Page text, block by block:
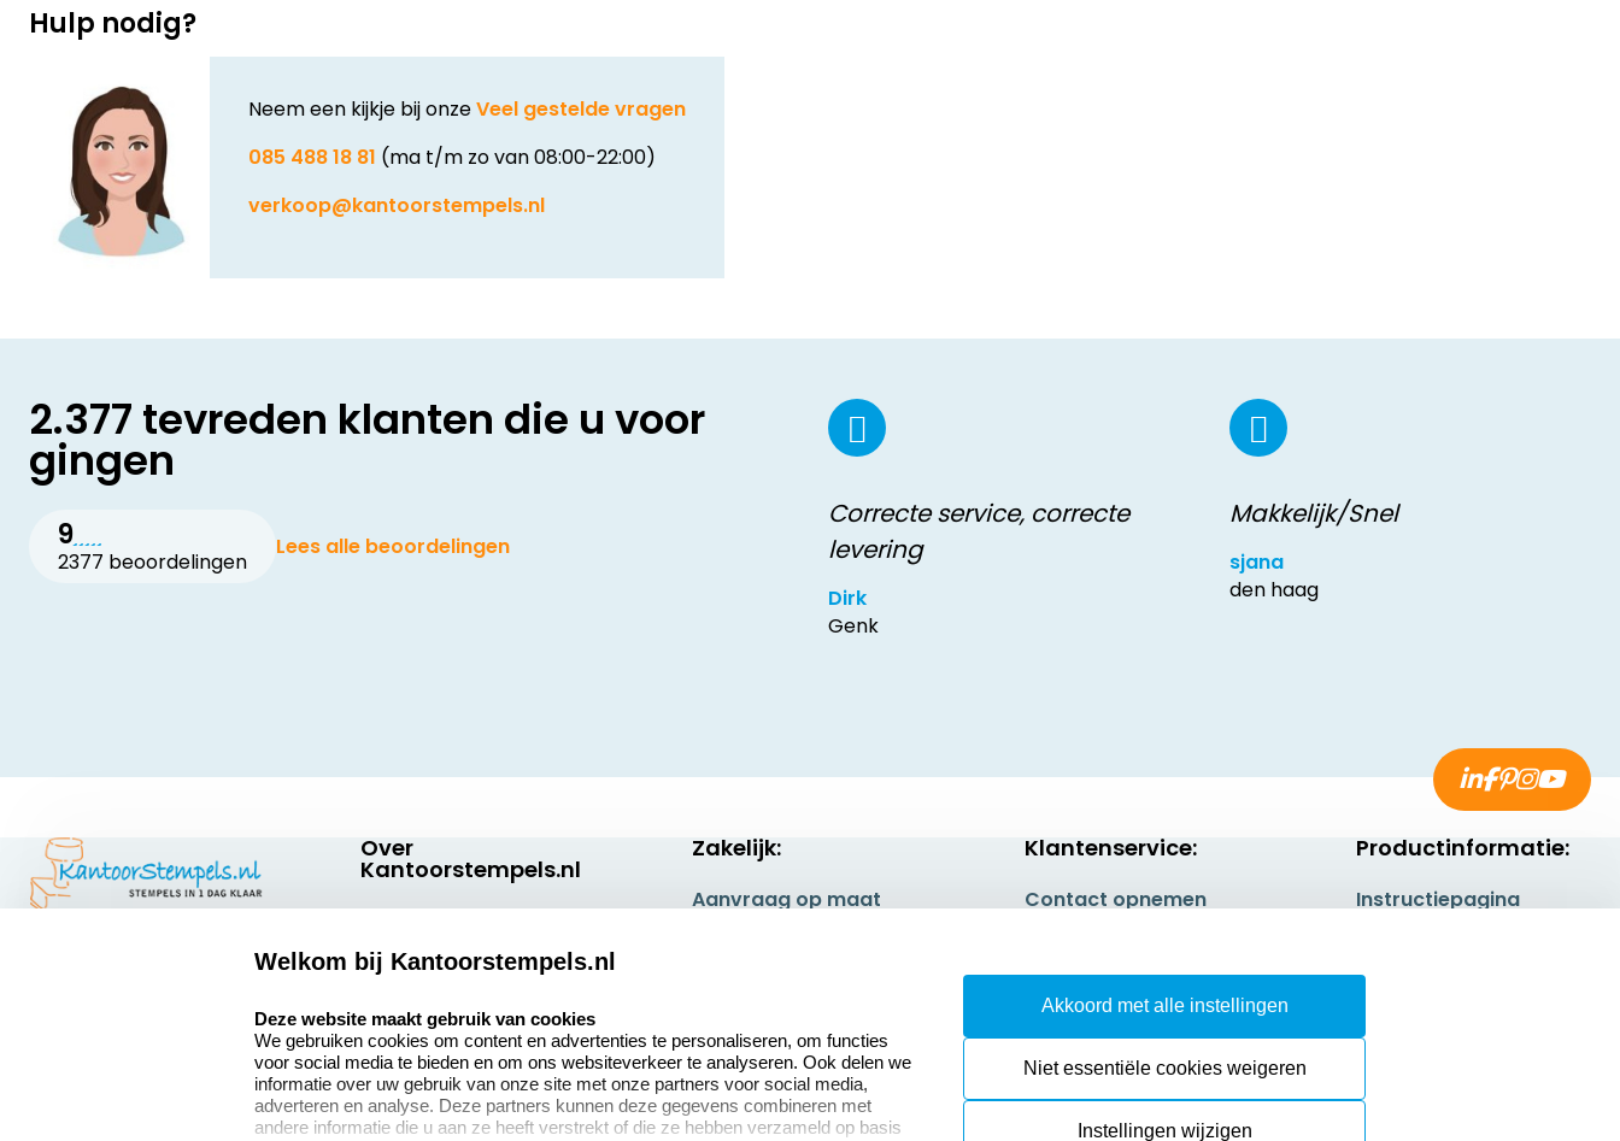
Hulp nodig?
Neem een kijkje bij onzeVeel gestelde vragen
085 488 18 81 (ma t/m zo van 08:00-22:00)
verkoop@kantoorstempels.nl
2.377 tevreden klanten die u voor
gingen
9
2377 beoordelingen
Lees alle beoordelingen
Correcte service, correcte
levering
Dirk
Genk
Makkelijk/Snel
sjana
den haag
Over
Kantoorstempels.nl
Bedrijfsgegevens
Extra informatie
Onze vacatures
Zakelijk:
Aanvraag op maat
Sale
Klantenservice:
Contact opnemen
Herroepingsrecht
Productinformatie:
Instructiepagina
Sitemap
Welkom bij Kantoorstempels.nl
Deze website maakt gebruik van cookies
We gebruiken cookies om content en advertenties te personaliseren, om functies
voor social media te bieden en om ons websiteverkeer te analyseren. Ook delen we
informatie over uw gebruik van onze site met onze partners voor social media,
adverteren en analyse. Deze partners kunnen deze gegevens combineren met
andere informatie die u aan ze heeft verstrekt of die ze hebben verzameld op basis
Akkoord met alle instellingen
Niet essentiële cookies weigeren
Instellingen wijzigen